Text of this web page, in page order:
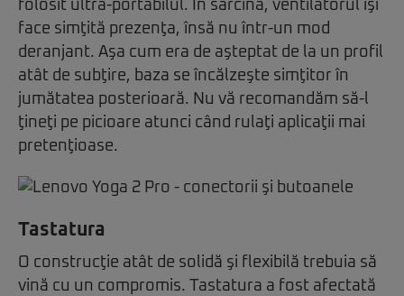
folosit ultra-portabilul. În sarcină, ventilatorul îşi
face simţită prezenţa, însă nu într-un mod
deranjant. Aşa cum era de aşteptat de la un profil
atât de subţire, baza se încălzeşte simţitor în
jumătatea posterioară. Nu vă recomandăm să-l
ţineţi pe picioare atunci când rulaţi aplicaţii mai
pretenţioase.
Tastatura
O construcţie atât de solidă şi flexibilă trebuia să
vină cu un compromis. Tastatura a fost afectată